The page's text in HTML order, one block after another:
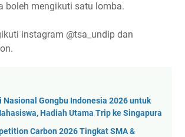
boleh mengikuti satu lomba.
instagram @tsa_undip dan
Nasional Gongbu Indonesia 2026 untuk
Hadiah Utama Trip ke Singapura
Carbon 2026 Tingkat SMA &